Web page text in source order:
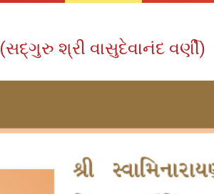
શ્રી વાસુદેવાનંદ વર્ણી)